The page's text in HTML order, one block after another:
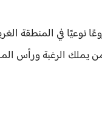
لثلاث شركات استثمارية، وإشرافه على
يملك الرغبة ورأس